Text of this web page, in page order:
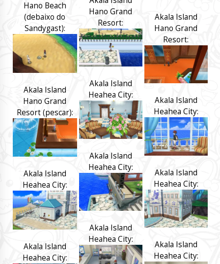
Hano Beach
(debaixo do
Sandygast):
Akala Island
Hano Grand
Resort (pescar):
Akala Island
Heahea City:
Akala Island
Heahea City:
Hano Grand
Resort:
Akala Island
Heahea City:
Akala Island
Heahea City:
Akala Island
Heahea City:
Akala Island
Hano Grand
Resort:
Akala Island
Heahea City:
Akala Island
Heahea City:
Akala Island
Heahea City: